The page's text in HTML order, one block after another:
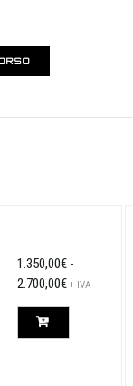
1.350,00€ -
2.700,00€Fascia
di
da
+ IVA